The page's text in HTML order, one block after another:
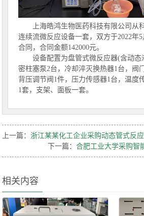
上海皓鸿生物医药科技有限公司从
连续流微反应设备一套，双方于2022年
合同，合同金额142000元。
设备配置为盘管式微反应器(含动态
密柱塞泵2台，冷却淬灭换热器1台，阀
背压调节阀1件，压力传感器1台，温度
1套，支架、面板一套。
上一篇：浙江某某化工企业采购动态管式反
下一篇： 合肥工业大学采购智
相关内容